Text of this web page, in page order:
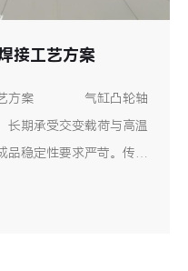
接工艺方案
工艺方案 气缸凸轮轴
长期承受交变载荷与高温
稳定性要求严苛。传统